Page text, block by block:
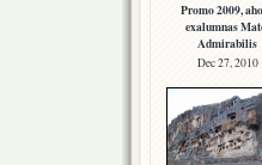
Promo 2009,
exalumnas
Admirabilis
Dec 27, 2010